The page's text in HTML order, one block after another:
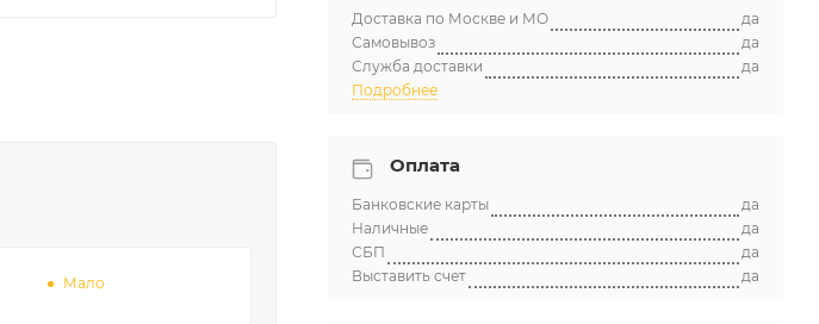
Мало
Доставка по Москве и МО
да
Самовывоз
да
Служба доставки
да
Подробнее
Оплата
Банковские карты
да
Наличные
да
СБП
да
Выставить счет
да